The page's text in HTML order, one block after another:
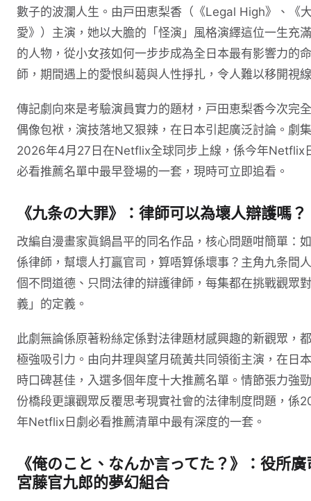
數子的波瀾人生。由戸田恵梨香（《Legal High》、《
愛》）主演，她以大膽的「怪演」風格演繹這位一生充
的人物，從小女孩如何一步步成為全日本最有影響力的
師，期間遇上的愛恨糾葛與人性掙扎，令人難以移開視
傳記劇向來是考驗演員實力的題材，戸田恵梨香今次完
偶像包袱，演技落地又狠辣，在日本引起廣泛討論。劇
2026年4月27日在Netflix全球同步上線，係今年Netflix
必看推薦名單中最早登場的一套，現時可立即追看。
《九条の大罪》：律師可以為壞人辯護嗎？
改編自漫畫家眞鍋昌平的同名作品，核心問題咁簡單：
係律師，幫壞人打贏官司，算唔算係壞事？主角九条間
個不問道德、只問法律的辯護律師，每集都在挑戰觀眾
義」的定義。
此劇無論係原著粉絲定係對法律題材感興趣的新觀眾，
極強吸引力。由向井理與望月硫黃共同領銜主演，在日
時口碑甚佳，入選多個年度十大推薦名單。情節張力強
份橋段更讓觀眾反覆思考現實社會的法律制度問題，係
年Netflix日劇必看推薦清單中最有深度的一套。
《俺のこと、なんか言ってた？》：役所
宮藤官九郎的夢幻組合